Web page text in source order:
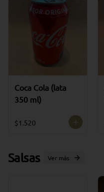
Coca Cola (lata
350 ml)
$1.520
Salsas Ver más